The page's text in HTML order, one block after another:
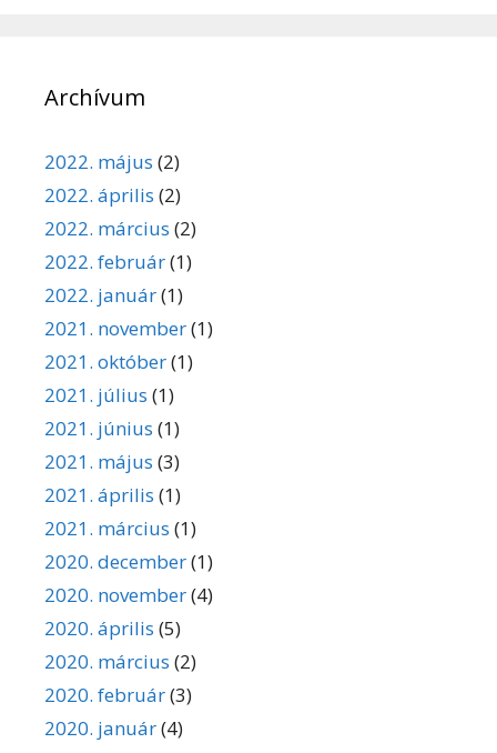
Archívum
2022. május (2)
2022. április (2)
2022. március (2)
2022. február(1)
2022. január(1)
2021. november(1)
2021. október(1)
2021. július (1)
2021. június (1)
2021. május (3)
2021. április (1)
2021. március (1)
2020. december(1)
2020. november(4)
2020. április (5)
2020. március (2)
2020. február(3)
2020. január(4)